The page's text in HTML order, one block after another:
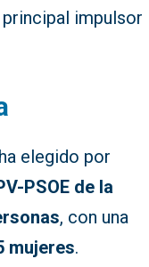
impulsor
elegido por
PSOE de la
, con una
mujeres.